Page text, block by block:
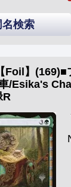
名検索
Foil】
/Esika's
R